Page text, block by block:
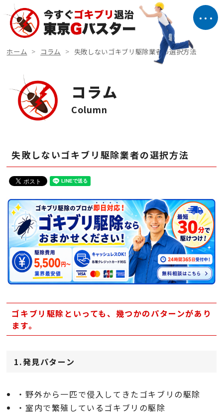
ホーム コラム 失敗しないゴキブリ駆除業者の選択方法
コラム
Column
失敗しないゴキブリ駆除業者の選択方法
ゴキブリ駆除といっても、幾つかのパターンがあり
ます。
1.発見パターン
・野外から一匹で侵入してきたゴキブリの駆除
・室内で繁殖しているゴキブリの駆除